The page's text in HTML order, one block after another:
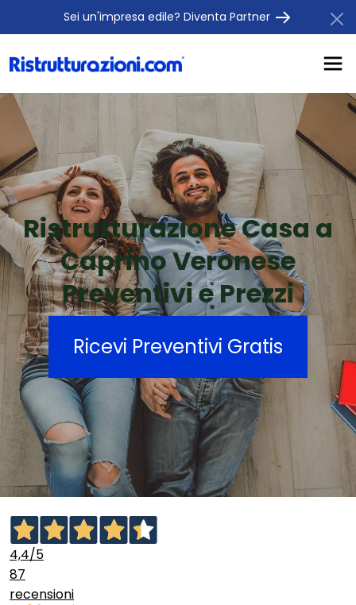
Sei un'impresa edile? Diventa Partner
Ristrutturazione Casa a
Caprino Veronese
Preventivi e Prezzi
Ricevi Preventivi Gratis
4,4/5
87
recensioni